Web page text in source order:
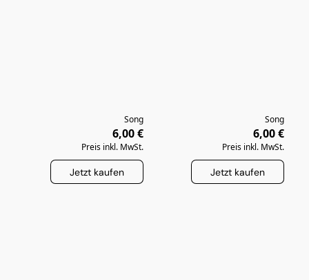
Song
6,00 €
Preis inkl. MwSt.
Jetzt kaufen
Song
6,00 €
Preis inkl. MwSt.
Jetzt kaufen